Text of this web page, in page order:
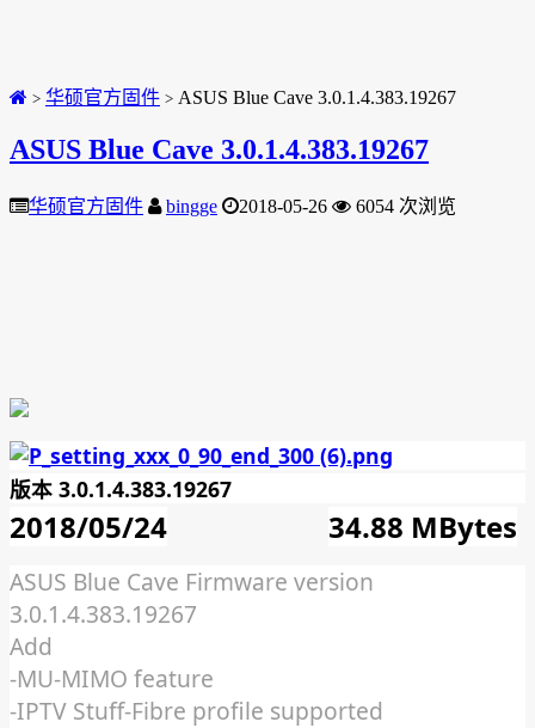
> 华硕官方固件 > ASUS Blue Cave 3.0.1.4.383.19267
ASUS Blue Cave 3.0.1.4.383.19267
华硕官方固件 bingge 2018-05-26 6054 次浏览
版本 3.0.1.4.383.19267
2018/05/24 34.88 MBytes
ASUS Blue Cave Firmware version
3.0.1.4.383.19267
Add
-MU-MIMO feature
-IPTV Stuff-Fibre profile supported